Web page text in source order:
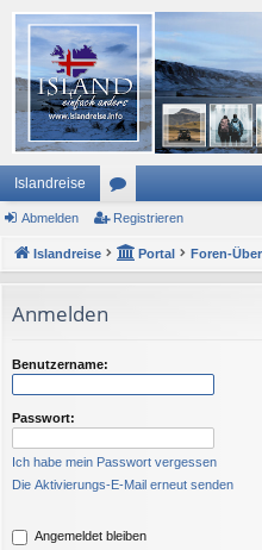
Islandreise
or
en
Abmelden Registrieren
Islandreise Portal Foren-
Anmelden
Benutzername:
Passwort:
Ich habe mein Passwort vergessen
Die Aktivierungs-E-Mail erneut senden
Angemeldet bleiben